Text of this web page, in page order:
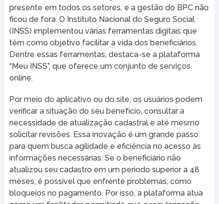
presente em todos os setores, e a gestão do BPC não
ficou de fora. O Instituto Nacional do Seguro Social
(INSS) implementou várias ferramentas digitais que
têm como objetivo facilitar a vida dos beneficiários.
Dentre essas ferramentas, destaca-se a plataforma
“Meu INSS”, que oferece um conjunto de serviços
online.
Por meio do aplicativo ou do site, os usuários podem
verificar a situação do seu benefício, consultar a
necessidade de atualização cadastral e até mesmo
solicitar revisões. Essa inovação é um grande passo
para quem busca agilidade e eficiência no acesso às
informações necessárias. Se o beneficiário não
atualizou seu cadastro em um período superior a 48
meses, é possível que enfrente problemas, como
bloqueios no pagamento. Por isso, a plataforma atua